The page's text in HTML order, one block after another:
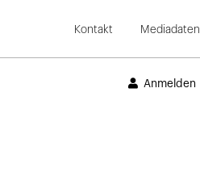
Kontakt Mediadaten
Anmelden